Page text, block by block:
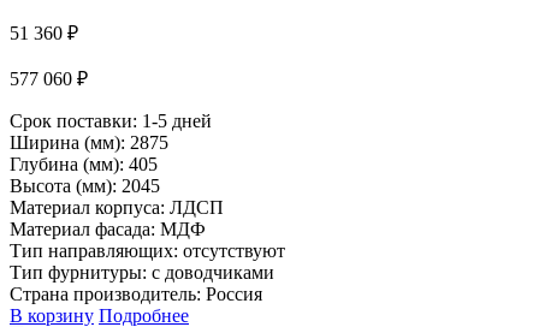
51 360 ₽
577 060 ₽
Срок поставки: 1-5 дней
Ширина (мм): 2875
Глубина (мм): 405
Высота (мм): 2045
Материал корпуса: ЛДСП
Материал фасада: МДФ
Тип направляющих: отсутствуют
Тип фурнитуры: с доводчиками
Страна производитель: Россия
В корзину Подробнее